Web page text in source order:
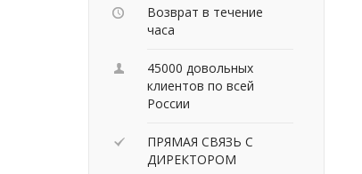
Возврат в течение
часа
45000 довольных
клиентов по всей
России
ПРЯМАЯ СВЯЗЬ С
ДИРЕКТОРОМ